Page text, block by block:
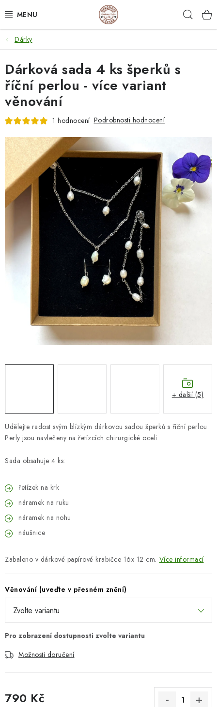
na
NEJPRODÁVANĚJŠÍ
SVATEBNÍ DARY/ DEKORACE 💍
DÁRKOVÉ BOXY A KRABIČKY
DÁRKY K NAROZENINÁM
PERSONALIZOVANÉ DÁRKY ✨
DÁRKY
DŘEVĚNÉ DEKORACE
SEZÓNNÍ DEKORACE
DÁRKY Z LÁSKY
🔥 AKCE A SLEVY
TIPY NA VÁNOČNÍ DÁRKY
Doprava a platba Obchodní podmínky
Vrácení zboží
Náš příběh
Kontakty
Velkoobchodní spolupráce
Dárky
Udělejte radost svým blízkým dárkovou sadou šperků s říční perlou.
Perly jsou navlečeny na řetízcích chirurgické oceli.
Sada obsahuje 4 ks:
řetízek na krk
náramek na ruku
náramek na nohu
náušnice
Zabaleno v dárkové papírové krabičce 16x 12 cm. Více informací
Věnování (uveďte v přesném znění)
Možnosti doručení
790 Kč
Dárková sada 4 ks šperků s
říční perlou - více variant
věnování
1 hodnocení Podrobnosti hodnocení
+ další (5)